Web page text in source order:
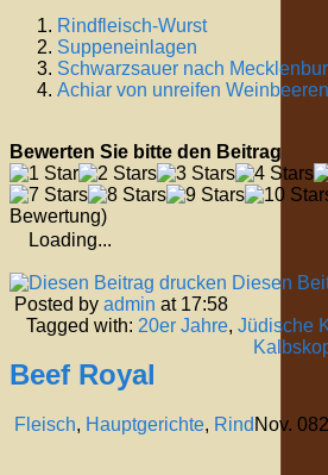
Rindfleisch-Wurst
Suppeneinlagen
Schwarzsauer nach
Achiar von unreifen Weinbeeren
Bewerten Sie bitte den Beitrag
Bewertung)
Loading...
Diesen
Posted by admin at 17:58
Tagged with: 20er Jahre, Jüdische
Beef Royal
Fleisch, Hauptgerichte, Rind Nov. 08